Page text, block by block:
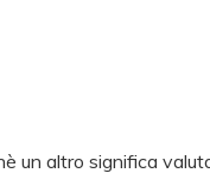
un altro significa